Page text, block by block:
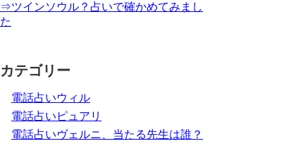
⇒ツインソウル？占いで確かめてみまし
た
カテゴリー
電話占いウィル
電話占いピュアリ
電話占いヴェルニ、当たる先生は誰？